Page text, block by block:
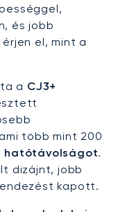
és jobb
érjen el, mint a
a CJ3+
több mint 200
hatótávolságot.
dizájnt, jobb
kapott.